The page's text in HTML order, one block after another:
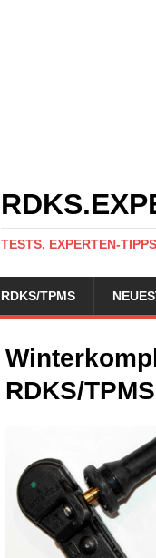
TESTS, EXPERTEN-
RDKS/TPMS
RDKS/